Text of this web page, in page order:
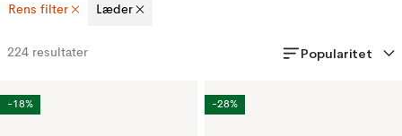
Rens filter Læder
224 resultater Popularitet
-18% -28%